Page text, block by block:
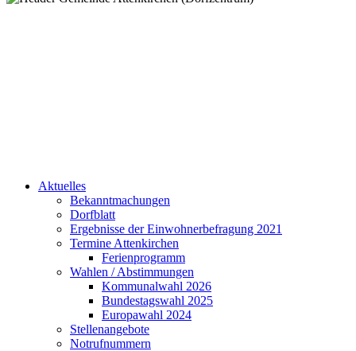
Aktuelles
Bekanntmachungen
Dorfblatt
Ergebnisse der Einwohnerbefragung 2021
Termine Attenkirchen
Ferienprogramm
Wahlen / Abstimmungen
Kommunalwahl 2026
Bundestagswahl 2025
Europawahl 2024
Stellenangebote
Notrufnummern